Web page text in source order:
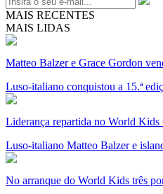
MAIS RECENTES
MAIS LIDAS
Matteo Balzer e Grace Gordon
Luso-italiano conquistou a 15.ª
Liderança repartida no World
Luso-italiano Matteo Balzer e
No arranque do World Kids três